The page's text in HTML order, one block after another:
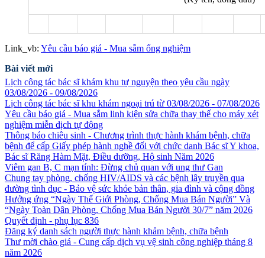
Link_vb: Yêu cầu báo giá - Mua sắm ống nghiệm
Bài viết mới
Lịch công tác bác sĩ khám khu tự nguyện theo yêu cầu ngày
03/08/2026 - 09/08/2026
Lịch công tác bác sĩ khu khám ngoại trú từ 03/08/2026 - 07/08/2026
Yêu cầu báo giá - Mua sắm linh kiện sửa chữa thay thế cho máy xét
nghiệm miễn dịch tự động
Thông báo chiêu sinh - Chương trình thực hành khám bệnh, chữa
bệnh để cấp Giấy phép hành nghề đối với chức danh Bác sĩ Y khoa,
Bác sĩ Răng Hàm Mặt, Điều dưỡng, Hộ sinh Năm 2026
Viêm gan B, C mạn tính: Đừng chủ quan với ung thư Gan
Chung tay phòng, chống HIV/AIDS và các bệnh lây truyền qua
đường tình dục - Bảo vệ sức khỏe bản thân, gia đình và cộng đồng
Hưởng ứng “Ngày Thế Giới Phòng, Chống Mua Bán Người” Và
“Ngày Toàn Dân Phòng, Chống Mua Bán Người 30/7” năm 2026
Quyết định - phụ lục 836
Đăng ký danh sách người thực hành khảm bệnh, chữa bệnh
Thư mời chào giá - Cung cấp dịch vụ vệ sinh công nghiệp tháng 8
năm 2026